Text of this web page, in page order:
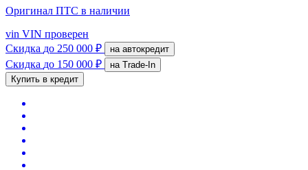
Оригинал ПТС в наличии
vin VIN проверен
Скидка до 250 000 ₽ на автокредит
Скидка до 150 000 ₽
на Trade-In
Купить в кредит